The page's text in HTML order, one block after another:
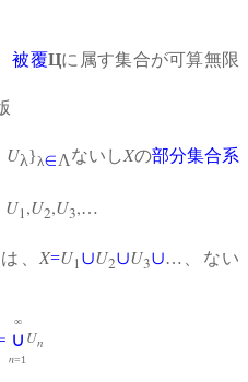
被覆Цに属す集合が可算無限
Uλ}λ∈ΛないしXの部分集合系
U1,U2,U3,…
、 X=U1∪U2∪U3∪…、ない
∞
∪ Un
n=1